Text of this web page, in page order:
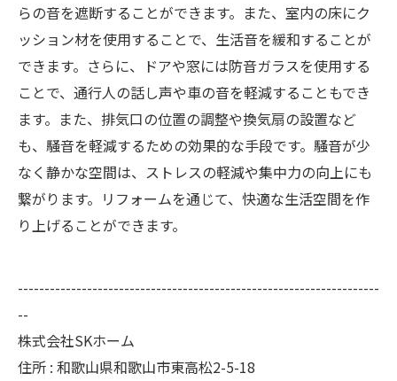
らの音を遮断することができます。また、室内の床にク
ッション材を使用することで、生活音を緩和することが
できます。さらに、ドアや窓には防音ガラスを使用する
ことで、通行人の話し声や車の音を軽減することもでき
ます。また、排気口の位置の調整や換気扇の設置など
も、騒音を軽減するための効果的な手段です。騒音が少
なく静かな空間は、ストレスの軽減や集中力の向上にも
繋がります。リフォームを通じて、快適な生活空間を作
り上げることができます。
--------------------------------------------------------------------
--
株式会社SKホーム
住所 : 和歌山県和歌山市東高松2-5-18